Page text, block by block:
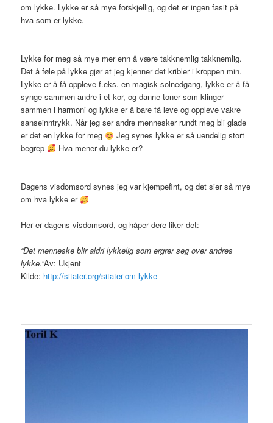
om lykke. Lykke er så mye forskjellig, og det er ingen fasit på
hva som er lykke.
Lykke for meg så mye mer enn å være takknemlig takknemlig.
Det å føle på lykke gjør at jeg kjenner det kribler i kroppen min.
Lykke er å få oppleve f.eks. en magisk solnedgang, lykke er å få
synge sammen andre i et kor, og danne toner som klinger
sammen i harmoni og lykke er å bare få leve og oppleve vakre
sanseinntrykk. Når jeg ser andre mennesker rundt meg bli glade
er det en lykke for meg
Jeg synes lykke er så uendelig stort
begrep
Hva mener du lykke er?
Dagens visdomsord synes jeg var kjempefint, og det sier så mye
om hva lykke er
Her er dagens visdomsord, og håper dere liker det:
“Det menneske blir aldri lykkelig som ergrer seg over andres
lykke.”Av: Ukjent
Kilde: http://sitater.org/sitater-om-lykke